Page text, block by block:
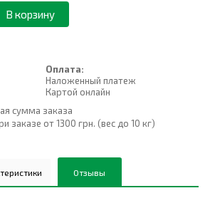
В корзину
Оплата:
Наложенный платеж
Картой онлайн
сумма заказа
заказе от 1300 грн. (вес до 10 кг)
Отзывы